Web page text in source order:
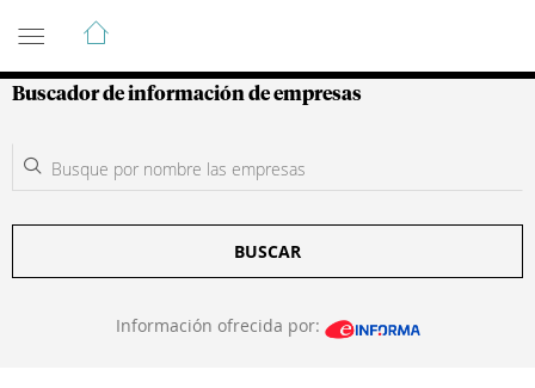
Guía de Empresas Colombianas
Buscador de información de empresas
BUSCAR
Información ofrecida por: